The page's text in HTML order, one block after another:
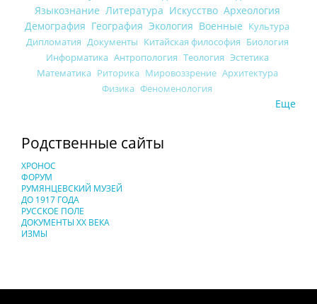
Языкознание Литература Искусство Археология
Демография География Экология Военные Культура
Дипломатия Документы Китайская философия Биология
Информатика Антропология Теология Эстетика
Математика Риторика Мировоззрение Архитектура
Физика Феноменология
Еще
Родственные сайты
ХРОНОС
ФОРУМ
РУМЯНЦЕВСКИЙ МУЗЕЙ
ДО 1917 ГОДА
РУССКОЕ ПОЛЕ
ДОКУМЕНТЫ XX ВЕКА
ИЗМЫ